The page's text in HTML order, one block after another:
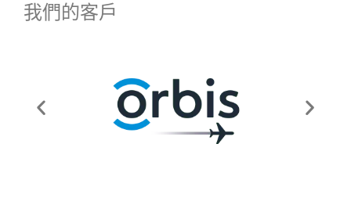
我們的客戶